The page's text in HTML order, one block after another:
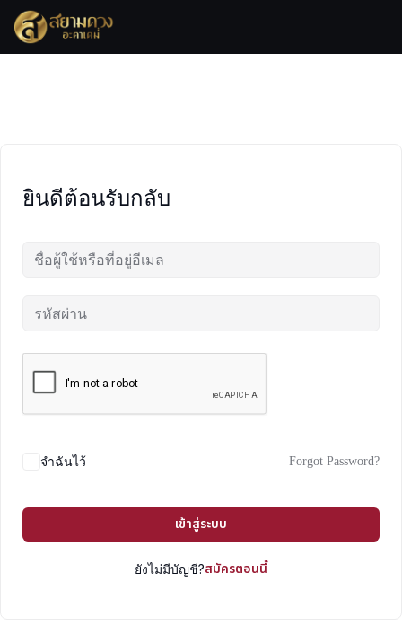
Skip
content
ยินดีต้อนรับกลับ
จำฉันไว้ Forgot Password?
เข้าสู่ระบบ
ยังไม่มีบัญชี?สมัครตอนนี้